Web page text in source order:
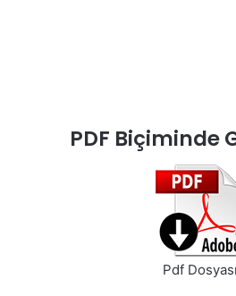
PDF Biçiminde
Pdf Dosyası